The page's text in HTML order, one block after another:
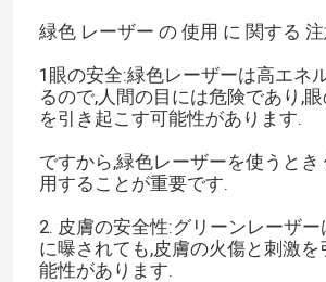
緑色 レーザー の 使用 に 関する
1眼の安全:緑色レーザーは高エネ
るので,人間の目には危険であり,
を引き起こす可能性があります.
ですから,緑色レーザーを使うとき
用することが重要です.
2. 皮膚の安全性:グリーンレーザー
に曝されても,皮膚の火傷と刺激
能性があります.